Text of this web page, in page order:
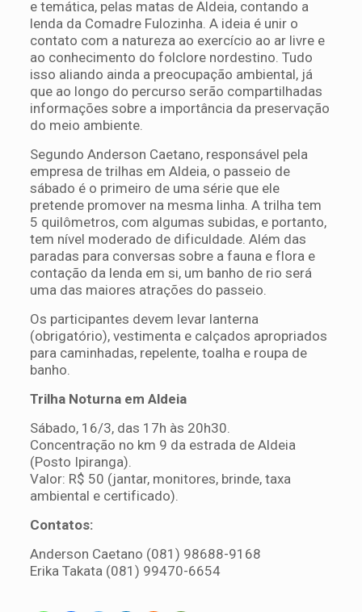
e temática, pelas matas de Aldeia, contando a
lenda da Comadre Fulozinha. A ideia é unir o
contato com a natureza ao exercício ao ar livre e
ao conhecimento do folclore nordestino. Tudo
isso aliando ainda a preocupação ambiental, já
que ao longo do percurso serão compartilhadas
informações sobre a importância da preservação
do meio ambiente.
Segundo Anderson Caetano, responsável pela
empresa de trilhas em Aldeia, o passeio de
sábado é o primeiro de uma série que ele
pretende promover na mesma linha. A trilha tem
5 quilômetros, com algumas subidas, e portanto,
tem nível moderado de dificuldade. Além das
paradas para conversas sobre a fauna e flora e
contação da lenda em si, um banho de rio será
uma das maiores atrações do passeio.
Os participantes devem levar lanterna
(obrigatório), vestimenta e calçados apropriados
para caminhadas, repelente, toalha e roupa de
banho.
Trilha Noturna em Aldeia
Sábado, 16/3, das 17h às 20h30.
Concentração no km 9 da estrada de Aldeia
(Posto Ipiranga).
Valor: R$ 50 (jantar, monitores, brinde, taxa
ambiental e certificado).
Contatos:
Anderson Caetano (081) 98688-9168
Erika Takata (081) 99470-6654